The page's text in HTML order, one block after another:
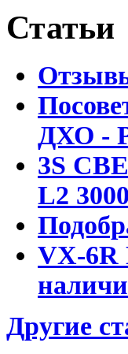
Статьи
ДХО -
3S
L2
VX-
Другие